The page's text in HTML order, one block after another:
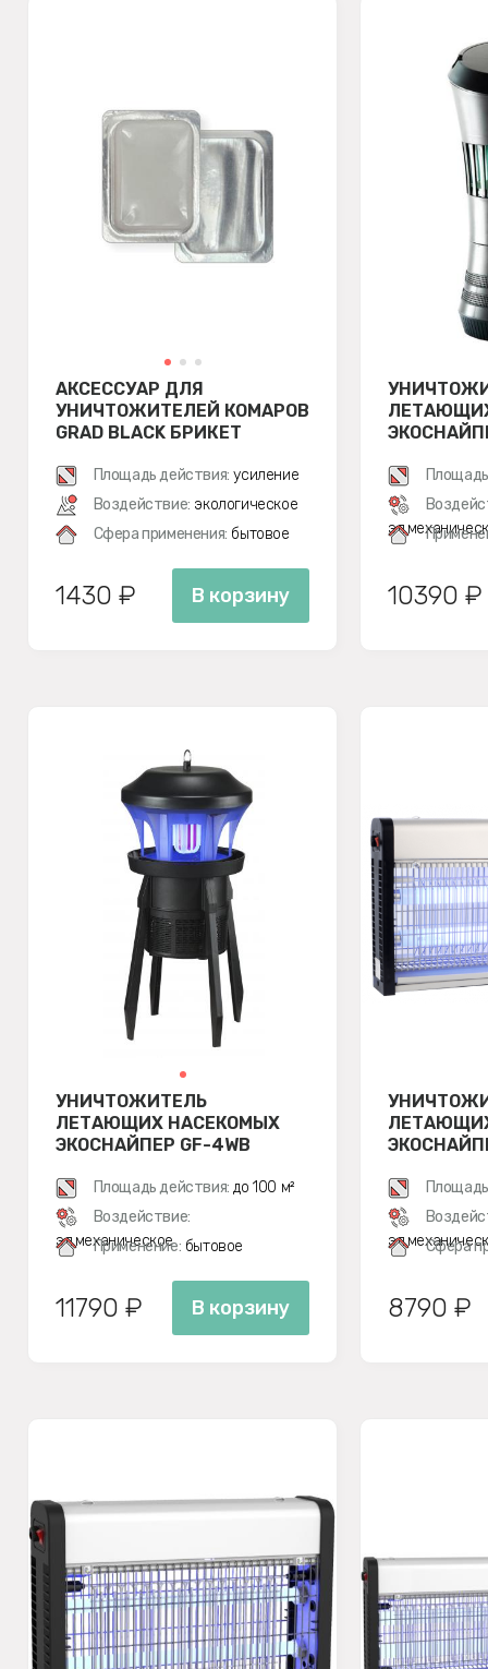
АКСЕССУАР ДЛЯ
УНИЧТОЖИТЕЛЕЙ КОМАРОВ
GRAD BLACK БРИКЕТ
G-MOSQUITO
Площадь действия: усиление
Воздействие: экологическое
Сфера применения: бытовое
1430 ₽ В корзину 10390 ₽
УНИЧТОЖИТЕЛЬ
ЛЕТАЮЩИХ НАСЕКОМЫХ
ЭКОСНАЙПЕР GF-4WB
Площадь действия: до 100 м²
Воздействие:
эл.механическое
Применение: бытовое
11790 ₽ В корзину
Сфера
8790 ₽